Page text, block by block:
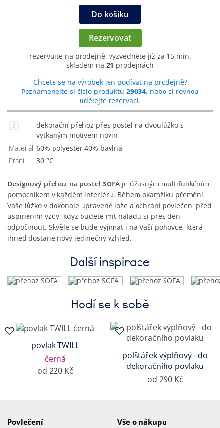
Do košíku
Rezervovat
rezervujte na prodejně, vyzvedněte již za 15 min.
skladem na 21 prodejnách
Chcete se na výrobek jen podívat na prodejně?
Poznamenejte si číslo produktu 29034, nebo si rovnou
udělejte rezervaci.
dekorační přehoz přes postel na dvoulůžko s
vytkaným motivem novin
Materiál
60% polyester 40% bavlna
Praní
30 °C
Designový přehoz na postel SOFA je úžasným multifunkčním
pomocníkem v každém interiéru. Během okamžiku přemění
Vaše lůžko v dokonale upravené lože a ochrání povlečení před
ušpiněním vždy, když budete mít náladu si přes den
odpočinout. Skvěle se bude vyjímat i na Vaší pohovce, která
ihned dostane nový jedinečný vzhled.
Další inspirace
Hodí se k sobě
povlak TWILL
černá
od 220 Kč
polštářek výplňový - do
dekoračního povlaku
od 290 Kč
Povlečení Vše o nákupu